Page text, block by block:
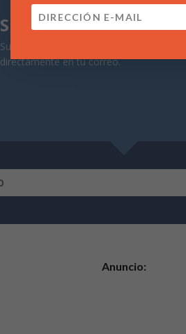
Suscríbete a
Suscríbete a nuestra Newsletter para
directamente en tu correo.
Anuncio: